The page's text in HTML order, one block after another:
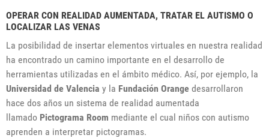
OPERAR CON REALIDAD AUMENTADA, TRATAR EL AUTISMO O
LOCALIZAR LAS VENAS
La posibilidad de insertar elementos virtuales en nuestra realidad
ha encontrado un camino importante en el desarrollo de
herramientas utilizadas en el ámbito médico. Así, por ejemplo, la
Universidad de Valencia y la Fundación Orange desarrollaron
hace dos años un sistema de realidad aumentada
llamado Pictograma Room mediante el cual niños con autismo
aprenden a interpretar pictogramas.